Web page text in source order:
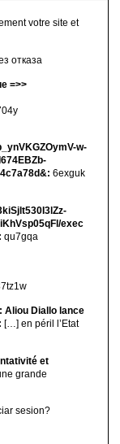
votre site et
отказа
=>>
w-
6exguk
exec
qu7gqa
Aliou Diallo lance
[…] en péril l’Etat
et
grande
sesion?